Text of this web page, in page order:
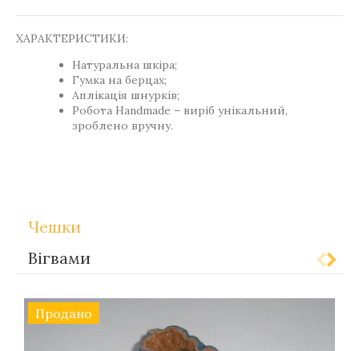
ХАРАКТЕРИСТИКИ:
Натуральна шкіра;
Гумка на берцах;
Аплікація шнурків;
Робота Handmade – виріб унікальний,
зроблено вручну.
Чешки
Вігвами
Продано